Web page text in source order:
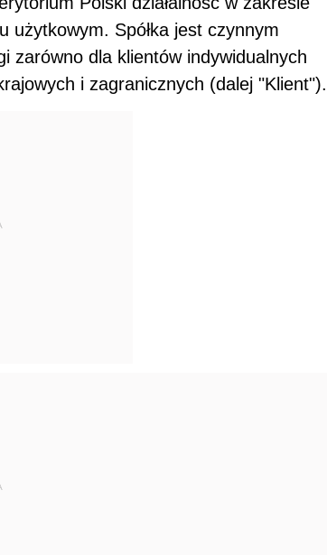
użytkowym. Spółka jest czynnym
zarówno dla klientów indywidualnych
i zagranicznych (dalej "Klient").